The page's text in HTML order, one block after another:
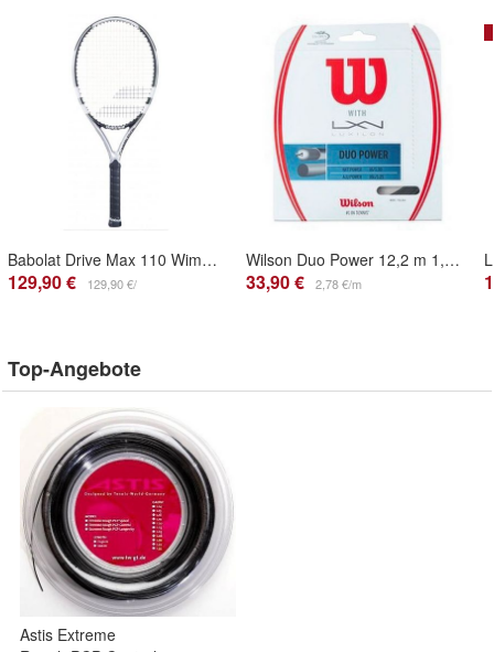
Babolat Drive Max 110 Wimbledon besaitet Tennisschläger
129,90 € 129,90 €/
Wilson Duo Power 12,2 m 1,30 + 1,25 mm Tennissaite
33,90 € 2,78 €/m
Top-Angebote
Astis Extreme